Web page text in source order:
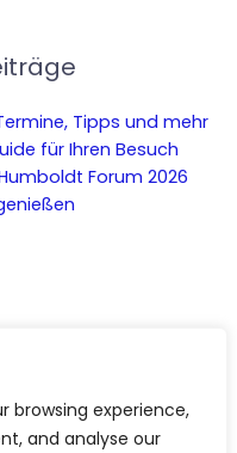
browsing experience,
and analyse our
Tipps und mehr
für Ihren Besuch
Forum 2026